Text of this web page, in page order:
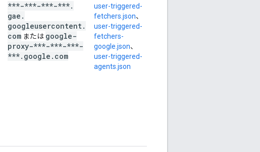
***-***-***-***.
gae .
googleusercontent.
com または google-
proxy-***-***-***-
***. google . com
user-triggered-
fetchers.json、
user-triggered-
fetchers-
google.json、
user-triggered-
agents.json